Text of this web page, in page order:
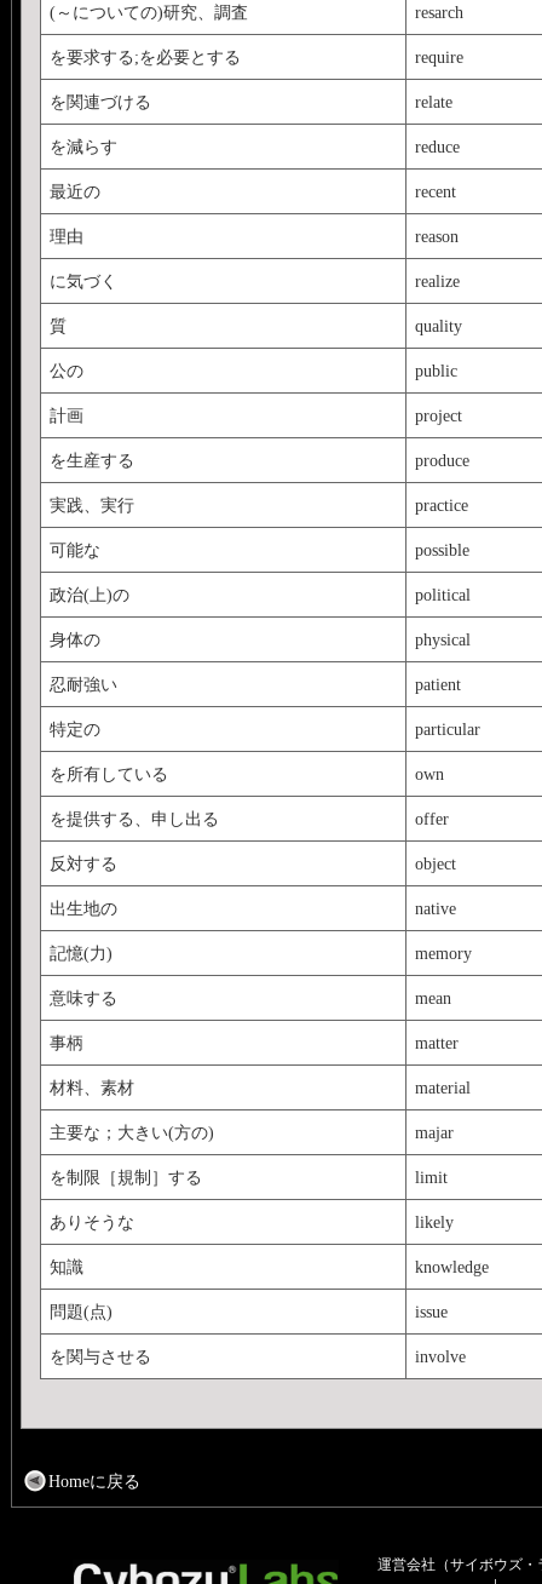
(～についての)研究、調査 resarch
を要求する;を必要とする require
を関連づける relate
を減らす reduce
最近の recent
理由 reason
に気づく realize
質 quality
公の public
計画 project
を生産する produce
実践、実行 practice
可能な possible
政治(上)の political
身体の physical
忍耐強い patient
特定の particular
を所有している own
を提供する、申し出る offer
反対する object
出生地の native
記憶(力) memory
意味する mean
事柄 matter
材料、素材 material
主要な；大きい(方の) majar
を制限［規制］する limit
ありそうな likely
知識 knowledge
問題(点) issue
を関与させる involve
Homeに戻る
運営会社（サイボウズ・